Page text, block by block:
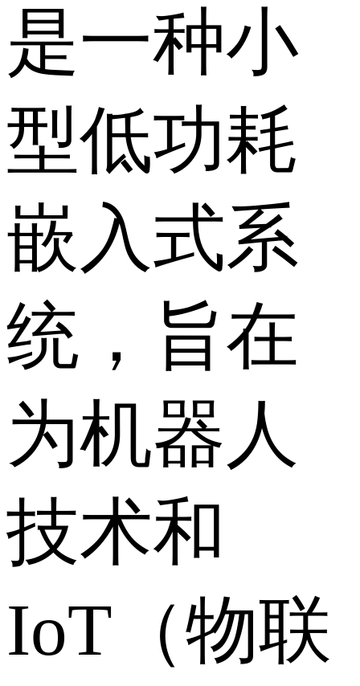
是一种小
型低功耗
嵌入式系
统，旨在
为机器人
技术和
IoT（物联